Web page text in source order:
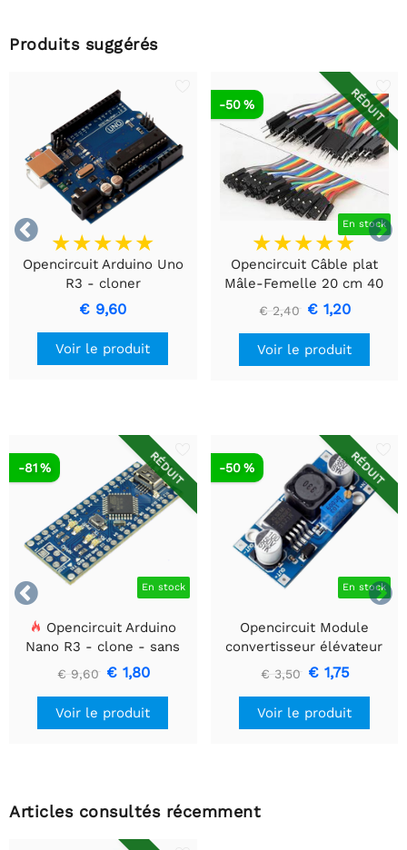
Produits suggérés


Opencircuit Arduino Uno
R3 - cloner
€ 9,60
Voir le produit
RÉDUIT
En stock
-50 %
Opencircuit Câble plat
Mâle-Femelle 20 cm 40
pièces
€ 2,40 € 1,20
Voir le produit


RÉDUIT
En stock
-81 %
Opencircuit Arduino
Nano R3 - clone - sans
en-têtes
€ 9,60 € 1,80
Voir le produit
RÉDUIT
En stock
-50 %
Opencircuit Module
convertisseur élévateur
5V - 35V XL6009
€ 3,50 € 1,75
Voir le produit
Articles consultés récemment